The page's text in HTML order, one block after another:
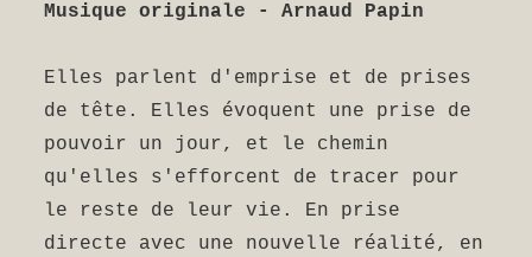
Musique originale - Arnaud Papin
Elles parlent d'emprise et de prises
de tête. Elles évoquent une prise de
pouvoir un jour, et le chemin
qu'elles s'efforcent de tracer pour
le reste de leur vie. En prise
directe avec une nouvelle réalité, en